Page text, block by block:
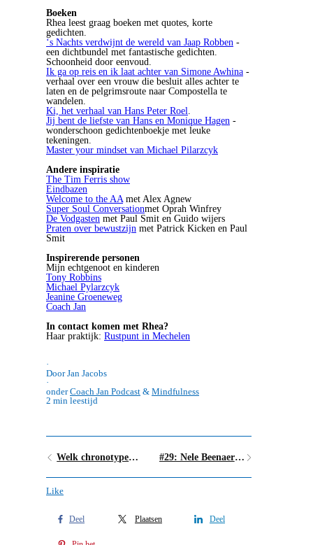
Boeken
Rhea leest graag boeken met quotes, korte
gedichten.
‘s Nachts verdwijnt de wereld van Jaap Robben -
een dichtbundel met fantastische gedichten.
Schoonheid door eenvoud.
Ik ga op reis en ik laat achter van Simone Awhina -
verhaal over een vrouw die besluit alles achter te
laten en de pelgrimsroute naar Compostella te
wandelen.
Ki, het verhaal van Hans Peter Roel.
Jij bent de liefste van Hans en Monique Hagen -
wonderschoon gedichtenboekje met leuke
tekeningen.
Master your mindset van Michael Pilarzcyk
Andere inspiratie
The Tim Ferris show
Eindbazen
Welcome to the AAmet Alex Agnew
Super Soul Conversationmet Oprah Winfrey
De Vodgasten met Paul Smit en Guido wijers
Praten over bewustzijn met Patrick Kicken en Paul
Smit
Inspirerende personen
Mijn echtgenoot en kinderen
Tony Robbins
Michael Pylarzcyk
Jeanine Groeneweg
Coach Jan
In contact komen met Rhea?
Haar praktijk: Rustpunt in Mechelen
·
Door Jan Jacobs
·
onderCoach Jan Podcast & Mindfulness
2 min leestijd
Welk chronotype ben jij? #29: Nele Beenaert - zet compassie en zachtheid in de wereld
Like
Deel Plaatsen Deel